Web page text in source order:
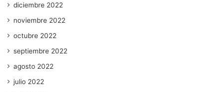
diciembre 2022
noviembre 2022
octubre 2022
septiembre 2022
agosto 2022
julio 2022